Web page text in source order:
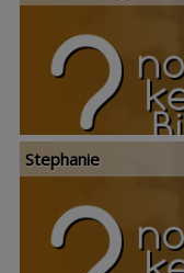
Stephanie